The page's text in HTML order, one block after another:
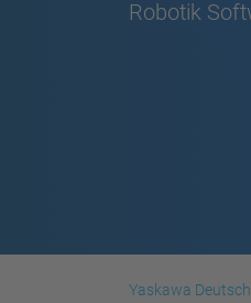
Robotik
Yaskawa